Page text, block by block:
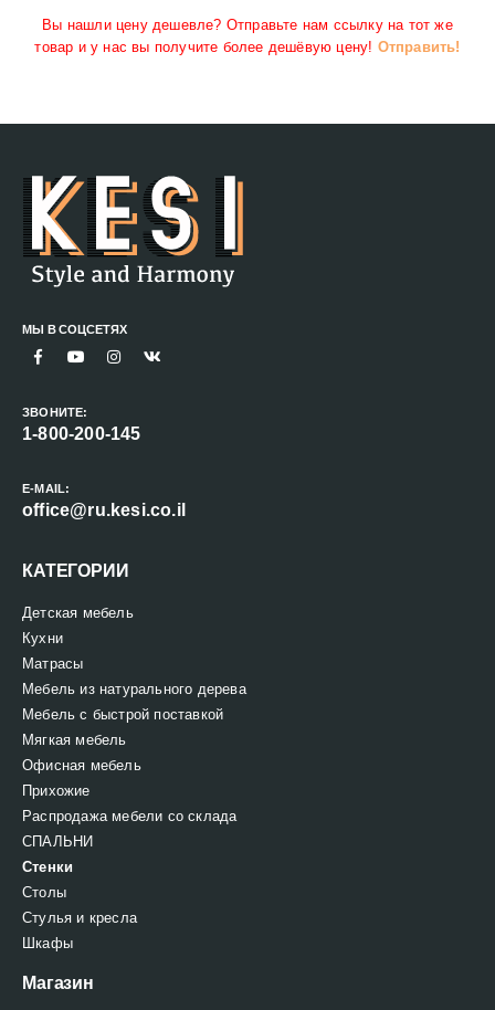
Вы нашли цену дешевле? Отправьте нам ссылку на тот же
товар и у нас вы получите более дешёвую цену! Отправить!
МЫ В СОЦСЕТЯХ
ЗВОНИТЕ:
1-800-200-145
E-MAIL:
office@ru.kesi.co.il
КАТЕГОРИИ
Детская мебель
Кухни
Матрасы
Мебель из натурального дерева
Мебель с быстрой поставкой
Мягкая мебель
Офисная мебель
Прихожие
Распродажа мебели со склада
СПАЛЬНИ
Стенки
Столы
Стулья и кресла
Шкафы
Магазин